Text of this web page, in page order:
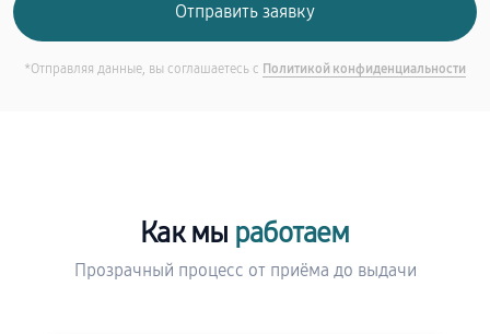
*Отправляя данные, вы соглашаетесь с Политикой конфиденциальности
Как мы работаем
Прозрачный процесс от приёма до выдачи